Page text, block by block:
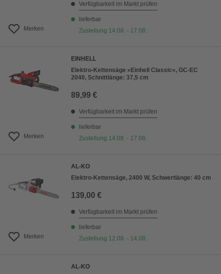
Merken
Verfügbarkeit im Markt prüfen
lieferbar
Zustellung 14.08. - 17.08.
Merken
EINHELL
Elektro-Kettensäge »Einhell Classic«, GC-EC
2040, Schnittlänge: 37,5 cm
89,99 €
Verfügbarkeit im Markt prüfen
lieferbar
Zustellung 14.08. - 17.08.
Merken
AL-KO
Elektro-Kettensäge, 2400 W, Schwertlänge: 40 cm
139,00 €
Verfügbarkeit im Markt prüfen
lieferbar
Zustellung 12.08. - 14.08.
AL-KO